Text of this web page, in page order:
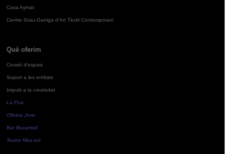
Casa Aymat
Centre Grau-Garriga d'Art Tèxtil Contemporani
Què oferim
Cessió d'espais
Suport a les entitats
Impuls a la creativitat
La Pua
Oficina Jove
Bar Bocamoll
Teatre Mira-sol